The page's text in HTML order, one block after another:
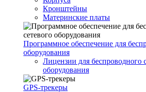
Кронштейны
Материнские платы
Программное обеспечение для
оборудования
Лицензии для беспроводного
оборудования
GPS-трекеры